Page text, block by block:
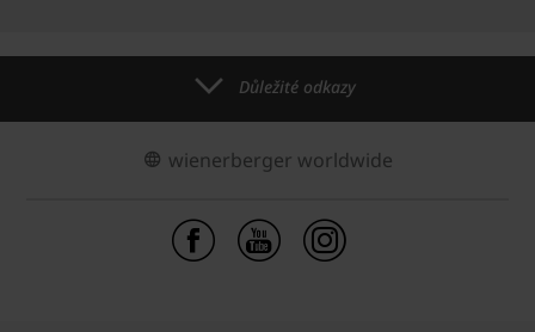
Důležité odkazy
wienerberger worldwide